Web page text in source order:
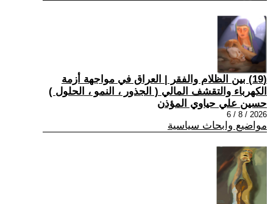
(19) بين الظلام والفقر | العراق في مواجهة أزمة
الكهرباء والتقشف المالي ( الجذور ، النمو ، الحلول )
حسين علي حياوي المؤذن
2026 / 8 / 6
مواضيع وابحاث سياسية